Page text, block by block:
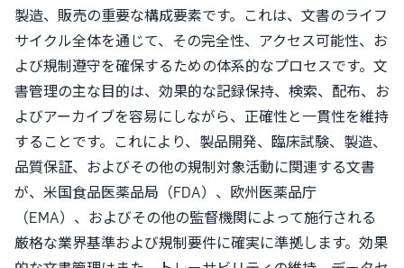
製造、販売の重要な構成要素です。これは、文書のライフ
サイクル全体を通じて、その完全性、アクセス可能性、お
よび規制遵守を確保するための体系的なプロセスです。文
書管理の主な目的は、効果的な記録保持、検索、配布、お
よびアーカイブを容易にしながら、正確性と一貫性を維持
することです。これにより、製品開発、臨床試験、製造、
品質保証、およびその他の規制対象活動に関連する文書
が、米国食品医薬品局（FDA）、欧州医薬品庁
（EMA）、およびその他の監督機関によって施行される
厳格な業界基準および規制要件に確実に準拠します。効果